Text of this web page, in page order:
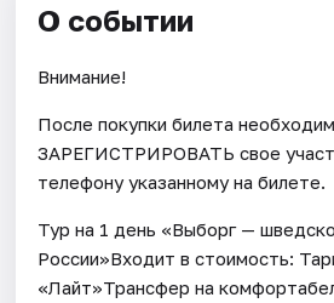
О событии
Внимание!
После покупки билета
ЗАРЕГИСТРИРОВАТЬ свое
телефону указанному на билете.
Тур на 1 день «Выборг —
России»Входит в стоимость:
«Лайт»Трансфер на